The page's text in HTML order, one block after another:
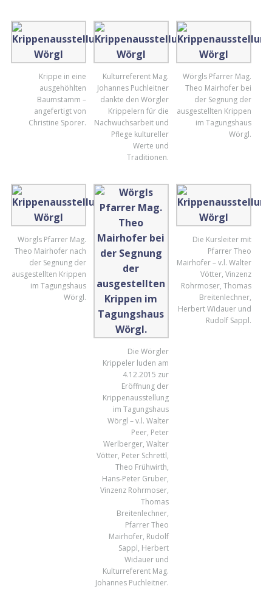
Krippe in eine
ausgehöhlten
Baumstamm –
angefertigt von
Christine Sporer.
Kulturreferent Mag.
Johannes Puchleitner
dankte den Wörgler
Krippelern für die
Nachwuchsarbeit und
Pflege kultureller
Werte und
Traditionen.
Wörgls Pfarrer Mag.
Theo Mairhofer bei
der Segnung der
ausgestellten Krippen
im Tagungshaus
Wörgl.
Wörgls Pfarrer Mag.
Theo Mairhofer nach
der Segnung der
ausgestellten Krippen
im Tagungshaus
Wörgl.
Die Wörgler
Krippeler luden am
4.12.2015 zur
Eröffnung der
Krippenausstellung
im Tagungshaus
Wörgl – v.l. Walter
Peer, Peter
Werlberger, Walter
Vötter, Peter Schrettl,
Theo Frühwirth,
Hans-Peter Gruber,
Vinzenz Rohrmoser,
Thomas
Breitenlechner,
Pfarrer Theo
Mairhofer, Rudolf
Sappl, Herbert
Widauer und
Kulturreferent Mag.
Johannes Puchleitner.
Die Kursleiter mit
Pfarrer Theo
Mairhofer – v.l. Walter
Vötter, Vinzenz
Rohrmoser, Thomas
Breitenlechner,
Herbert Widauer und
Rudolf Sappl.